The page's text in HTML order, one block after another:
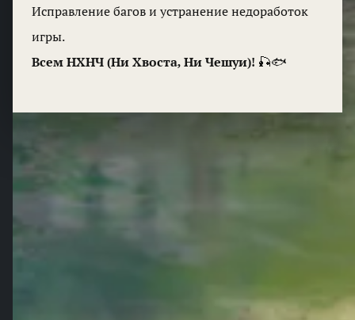
Исправление багов и устранение недоработок
игры.
Всем НХНЧ (Ни Хвоста, Ни Чешуи)! 🎣🐟